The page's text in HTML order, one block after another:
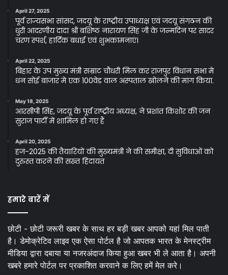
April 27, 2025
पूर्व राज्यसभा सांसद, जदयू के राष्ट्रीय उपाध्यक्ष एवं जदयू संगठन की
धुरी आदरणीय दादा श्री बशिष्ठ नारायण सिंह जी के जन्मदिन पर सादर
चरण स्पर्श, हार्दिक बधाई एवं शुभकामनाएं।
April 22, 2025
बिहार के उप मुख्य मंत्री सम्राट चौधरी मिल कर राजपुर विधान सभा मे
धन सोई बाजार मे एक 100वेड वाल अस्पताल खोलने की मांग किया.
May 18, 2025
आरसीपी सिंह, जदयू के पूर्व राष्ट्रीय अध्यक्ष, ने प्रशांत किशोर की जन
सुराज पार्टी में शामिल हो गए हैं
April 20, 2025
हज-2025 की तैयारियों की मुख्यमंत्री ने की समीक्षा, दी सुविधाओं को
दुरुस्त करने की सख्त हिदायत
हमारे बारें में
छोटी - छोटी जरूरी खबर के साथ हर बड़ी खबर आपको यहां मिल पाती
है। डेमोक्रेटिव लाइव एक ऐसा पोर्टल है जो आपतक भारत के मेनस्ट्रीम
मीडिया द्वारा दबाया या नजरअंदाज किया हुआ खबर भी ले आता है। अपनी
खबरे हमारे पोर्टल पर प्रकाशित करवाने क लिए हमें मेल करे।